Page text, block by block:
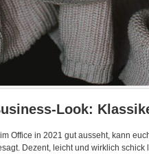
Look:
Office in 2021 gut ausseht, kann
Dezent, leicht und wirklich